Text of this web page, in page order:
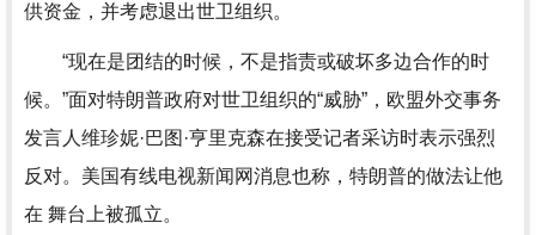
供资金，并考虑退出世卫组织。
“现在是团结的时候，不是指责或破坏多边合作的时
候。”面对特朗普政府对世卫组织的“威胁”，欧盟外交事务
发言人维珍妮·巴图·亨里克森在接受记者采访时表示强烈
反对。美国有线电视新闻网消息也称，特朗普的做法让他
在 舞台上被孤立。